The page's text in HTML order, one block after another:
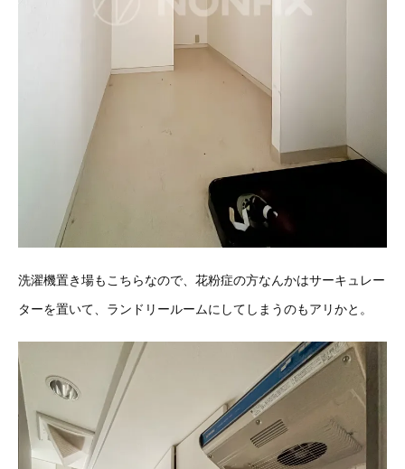
洗濯機置き場もこちらなので、花粉症の方なんかはサーキュレー
ターを置いて、ランドリールームにしてしまうのもアリかと。